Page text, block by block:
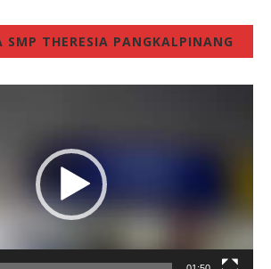
SMP THERESIA PANGKALPINANG